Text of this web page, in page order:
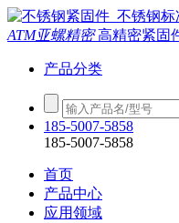
ATM亚螺精密高精密紧固
产品分类
185-5007-5858
185-5007-5858
首页
产品中心
应用领域